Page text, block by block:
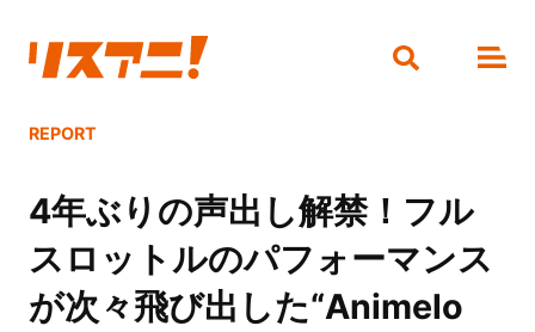
REPORT
4年ぶりの声出し解禁！フル
スロットルのパフォーマンス
が次々飛び出した“Animelo